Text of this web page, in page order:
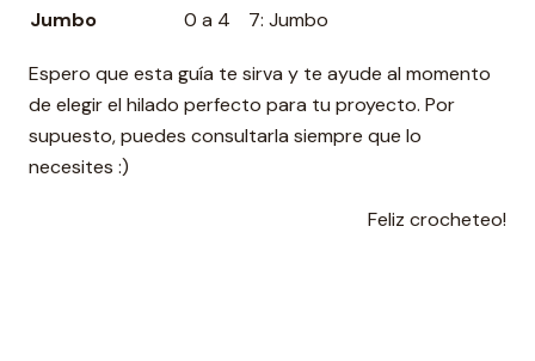
Jumbo
0 a 4 7: Jumbo
Espero que esta guía te sirva y te ayude al momento
de elegir el hilado perfecto para tu proyecto. Por
supuesto, puedes consultarla siempre que lo
necesites :)
Feliz crocheteo!